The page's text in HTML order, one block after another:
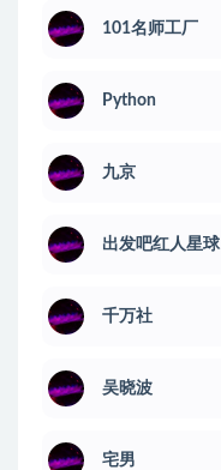
101名师工厂
Python
九京
出发吧红人星球
千万社
吴晓波
宅男